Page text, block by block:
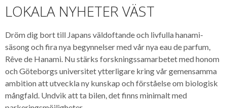
LOKALA NYHETER VÄST
Dröm dig bort till Japans väldoftande och livfulla hanami-
säsong och fira nya begynnelser med vår nya eau de parfum,
Rêve de Hanami. Nu stärks forskningssamarbetet med honom
och Göteborgs universitet ytterligare kring vår gemensamma
ambition att utveckla ny kunskap och förståelse om biologisk
mångfald. Undvik att ta bilen, det finns minimalt med